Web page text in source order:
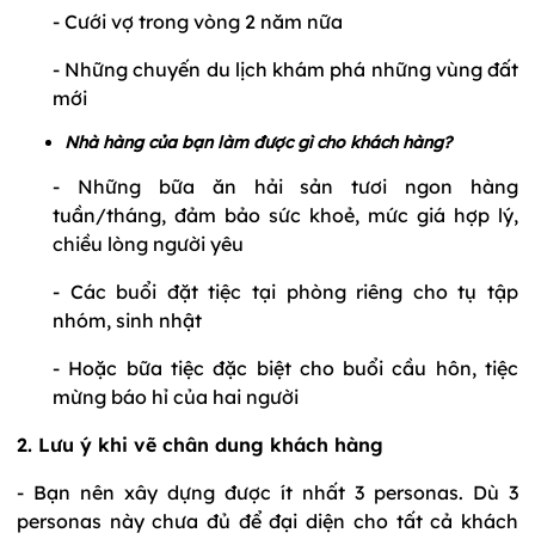
- Cưới vợ trong vòng 2 năm nữa
- Những chuyến du lịch khám phá những vùng đất
mới
Nhà hàng của bạn làm được gì cho khách hàng?
- Những bữa ăn hải sản tươi ngon hàng
tuần/tháng, đảm bảo sức khoẻ, mức giá hợp lý,
chiều lòng người yêu
- Các buổi đặt tiệc tại phòng riêng cho tụ tập
nhóm, sinh nhật
- Hoặc bữa tiệc đặc biệt cho buổi cầu hôn, tiệc
mừng báo hỉ của hai người
2. Lưu ý khi vẽ chân dung khách hàng
- Bạn nên xây dựng được ít nhất 3 personas. Dù 3
personas này chưa đủ để đại diện cho tất cả khách